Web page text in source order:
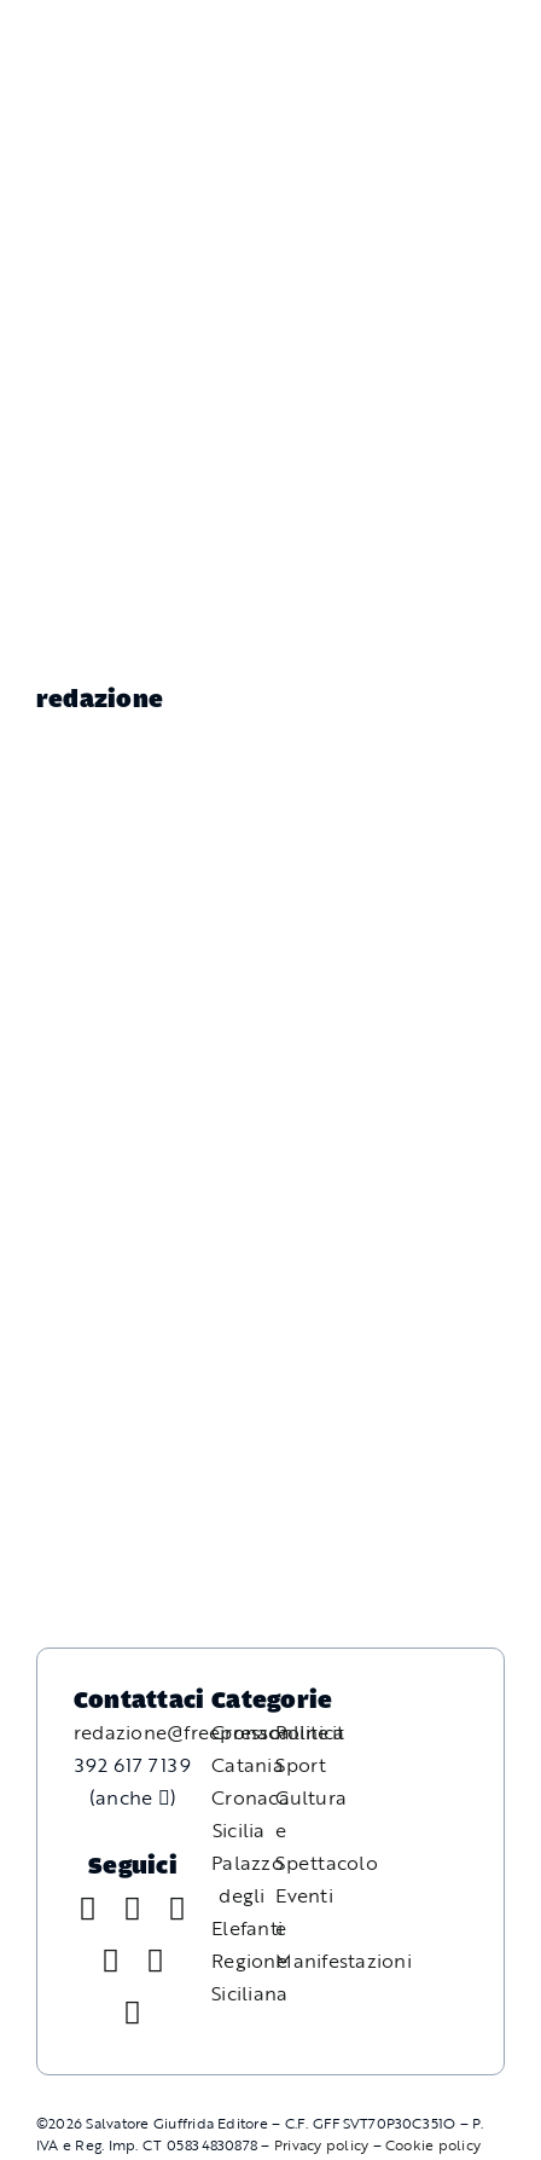
redazione
Contattaci
redazione@freepressonline.it
392 617 7139
(anche
)
Seguici
Categorie
Cronaca
Catania
Cronaca
Sicilia
Palazzo
degli
Elefanti
Regione
Siciliana
Politica
Sport
Cultura
e
Spettacolo
Eventi
e
Manifestazioni
©2026Salvatore Giuffrida Editore – C.F. GFFSVT70P30C351O – P.
IVA e Reg. Imp. CT 05834830878 – Privacy policy –Cookie policy